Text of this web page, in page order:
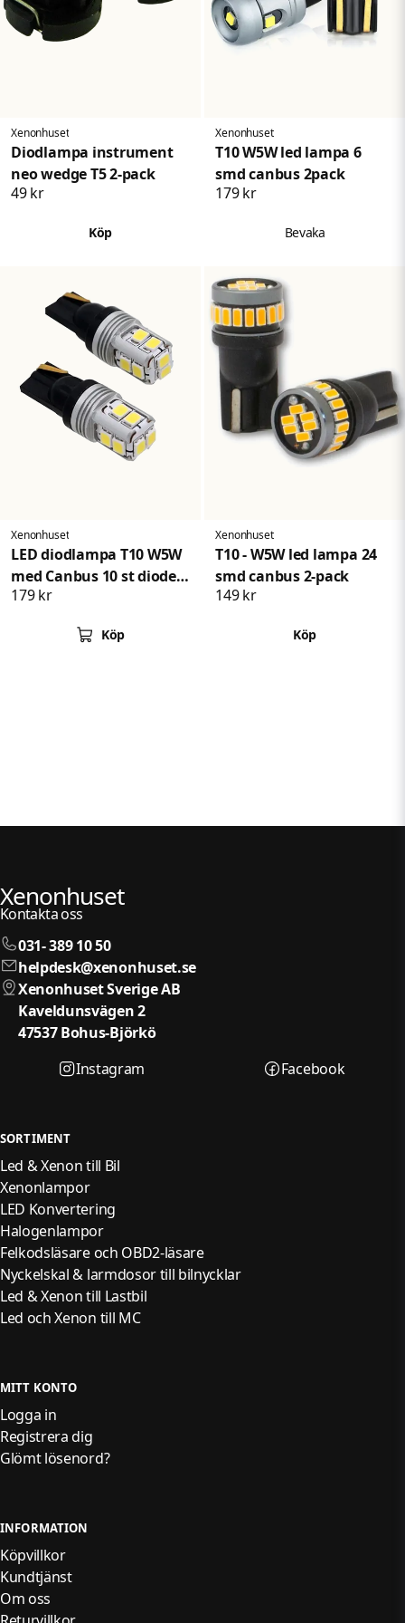
Xenonhuset
Diodlampa instrument
neo wedge T5 2-pack
49 kr
Köp
Xenonhuset
T10 W5W led lampa 6
smd canbus 2pack
179 kr
Bevaka
Xenonhuset
LED diodlampa T10 W5W
med Canbus 10 st dioder
xenonvit
179 kr
Köp
Xenonhuset
T10 - W5W led lampa 24
smd canbus 2-pack
149 kr
Köp
Xenonhuset
Kontakta oss
031- 389 10 50
helpdesk@xenonhuset.se
Xenonhuset Sverige AB
Kaveldunsvägen 2
47537 Bohus-Björkö
Instagram
Facebook
SORTIMENT
Led & Xenon till Bil
Xenonlampor
LED Konvertering
Halogenlampor
Felkodsläsare och OBD2-läsare
Nyckelskal & larmdosor till bilnycklar
Led & Xenon till Lastbil
Led och Xenon till MC
MITT KONTO
Logga in
Registrera dig
Glömt lösenord?
INFORMATION
Köpvillkor
Kundtjänst
Om oss